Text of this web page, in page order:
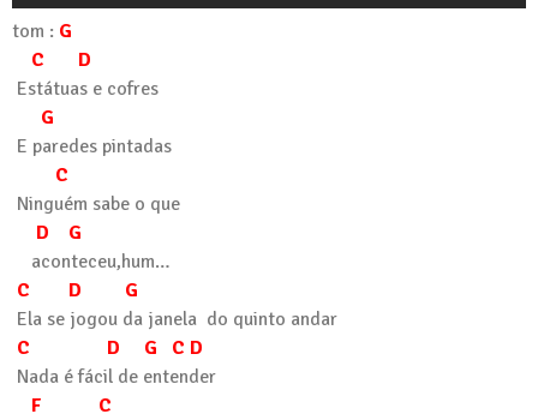
tom : G
C D
Estátuas e cofres
G
E paredes pintadas
C
Ninguém sabe o que
D G
aconteceu,hum…
C D G
Ela se jogou da janela do quinto andar
C D G C D
Nada é fácil de entender
F C